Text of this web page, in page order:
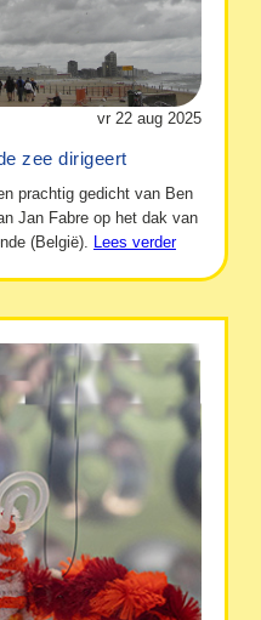
vr 22 aug 2025
zee dirigeert
prachtig gedicht van Ben
Jan Fabre op het dak van
(België). Lees verder